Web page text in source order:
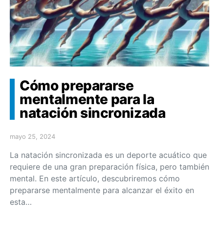
Cómo prepararse
mentalmente para la
natación sincronizada
mayo 25, 2024
La natación sincronizada es un deporte acuático que
requiere de una gran preparación física, pero también
mental. En este artículo, descubriremos cómo
prepararse mentalmente para alcanzar el éxito en
esta…